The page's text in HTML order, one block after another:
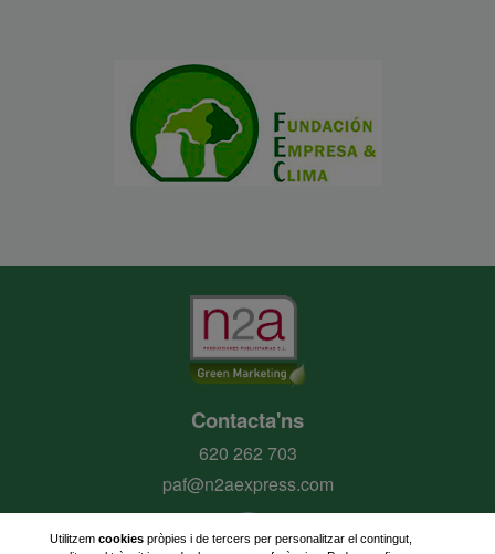
Contacta'ns
620 262 703
paf@n2aexpress.com
Utilitzem cookiespròpies i de tercers per personalitzar el contingut,